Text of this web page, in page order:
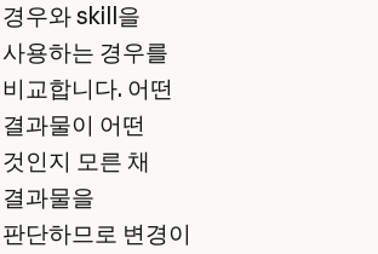
경우와 skill을
사용하는 경우를
비교합니다. 어떤
결과물이 어떤
것인지 모른 채
결과물을
판단하므로 변경이